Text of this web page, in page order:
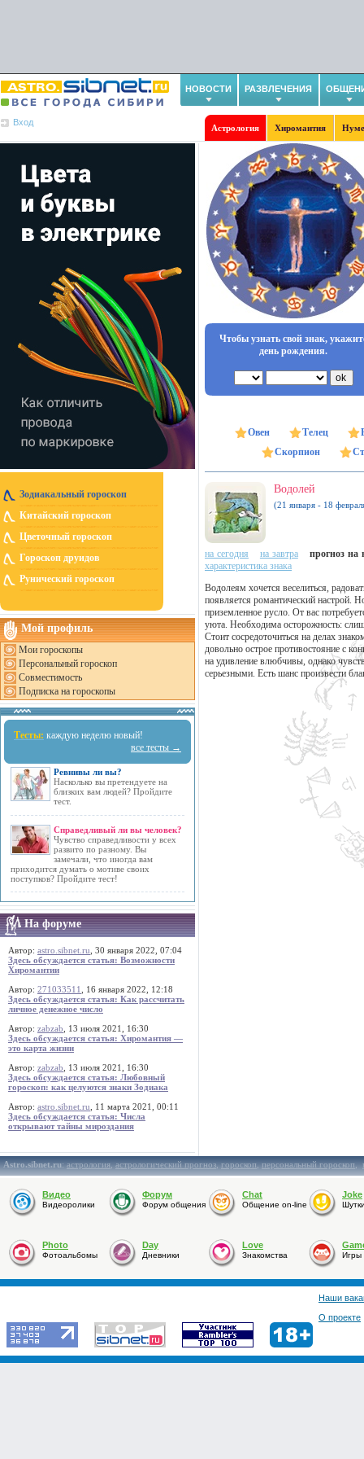
НОВОСТИ РАЗВЛЕЧЕНИЯ
Вход
Астрология Хиромантия
Зодиакальный гороскоп
Китайский гороскоп
Цветочный гороскоп
Гороскоп друидов
Рунический гороскоп
Мой профиль
Мои гороскопы
Персональный гороскоп
Совместимость
Подписка на гороскопы
Тесты: каждую неделю новый!
все тесты →
Ревнивы ли вы?
Насколько вы претендуете на
близких вам людей? Пройдите
тест.
Справедливый ли вы человек?
Чувство справедливости у всех
развито по разному. Вы
замечали, что иногда вам
приходится думать о мотиве своих
поступков? Пройдите тест!
На форуме
Автор: astro.sibnet.ru , 30 января 2022, 07:04
Здесь обсуждается статья: Возможности
Хиромантии
Автор: 271033511
, 16 января 2022, 12:18
Здесь обсуждается статья: Как рассчитать
личное денежное число
Автор: zabzab , 13 июля 2021, 16:30
Здесь обсуждается статья: Хиромантия —
это карта жизни
Автор: zabzab , 13 июля 2021, 16:30
Здесь обсуждается статья: Любовный
гороскоп: как целуются знаки Зодиака
Автор: astro.sibnet.ru , 11 марта 2021, 00:11
Здесь обсуждается статья: Числа
открывают тайны мироздания
Чтобы узнать свой знак,
день рождения.
Овен Телец
Скорпион
Водолей
(21 января - 18
на сегодня на завтра
прогноз на
характеристика знака
Водолеям хочется веселиться,
появляется романтический настрой.
приземленное русло. От вас
уюта. Необходима осторожность:
Стоит сосредоточиться на делах
довольно острое противостояние с
на удивление влюбчивы, однако
серьезными. Есть шанс произвести
Astro.sibnet.ru:астрология,астрологический прогноз,гороскоп,персональный гороскоп,
Видео
Видеоролики
Форум
Форум общения
Chat
Общение on-line
Joke
Photo
Фотоальбомы
Day
Дневники
Love
Знакомства Игры
Наши
О проекте